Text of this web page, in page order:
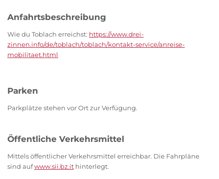
Anfahrtsbeschreibung
Wie du Toblach erreichst: https://www.drei-
zinnen.info/de/toblach/toblach/kontakt-service/anreise-
mobilitaet.html
Parken
Parkplätze stehen vor Ort zur Verfügung.
Öffentliche Verkehrsmittel
Mittels öffentlicher Verkehrsmittel erreichbar. Die Fahrpläne
sind aufwww.sii.bz.it hinterlegt.